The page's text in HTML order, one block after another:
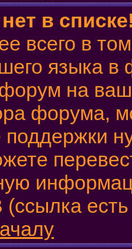
в
всего в
языка
на
форума,